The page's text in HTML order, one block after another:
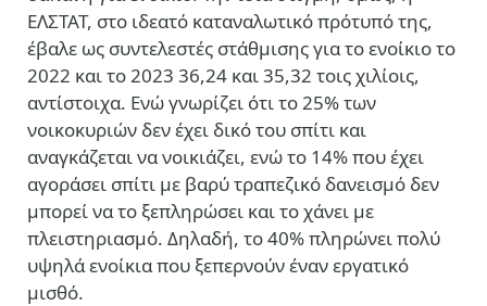
ΕΛΣΤΑΤ, στο ιδεατό καταναλωτικό πρότυπό της,
έβαλε ως συντελεστές στάθμισης για το ενοίκιο το
2022 και το 2023 36,24 και 35,32 τοις χιλίοις,
αντίστοιχα. Ενώ γνωρίζει ότι το 25% των
νοικοκυριών δεν έχει δικό του σπίτι και
αναγκάζεται να νοικιάζει, ενώ το 14% που έχει
αγοράσει σπίτι με βαρύ τραπεζικό δανεισμό δεν
μπορεί να το ξεπληρώσει και το χάνει με
πλειστηριασμό. Δηλαδή, το 40% πληρώνει πολύ
υψηλά ενοίκια που ξεπερνούν έναν εργατικό
μισθό.